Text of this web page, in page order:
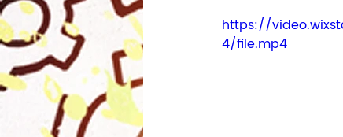
https://
4/file.mp4